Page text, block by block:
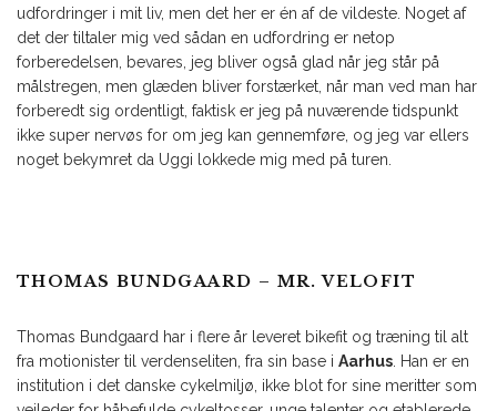
udfordringer i mit liv, men det her er én af de vildeste. Noget af
det der tiltaler mig ved sådan en udfordring er netop
forberedelsen, bevares, jeg bliver også glad når jeg står på
målstregen, men glæden bliver forstærket, når man ved man har
forberedt sig ordentligt, faktisk er jeg på nuværende tidspunkt
ikke super nervøs for om jeg kan gennemføre, og jeg var ellers
noget bekymret da Uggi lokkede mig med på turen.
THOMAS BUNDGAARD – MR. VELOFIT
Thomas Bundgaard har i flere år leveret bikefit og træning til alt
fra motionister til verdenseliten, fra sin base i Aarhus. Han er en
institution i det danske cykelmiljø, ikke blot for sine meritter som